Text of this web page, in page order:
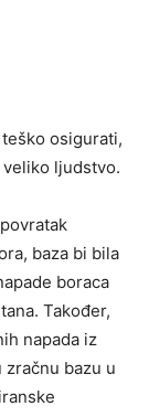
osigurati,
ljudstvo.
baza bi bila
boraca
Također,
napada iz
bazu u